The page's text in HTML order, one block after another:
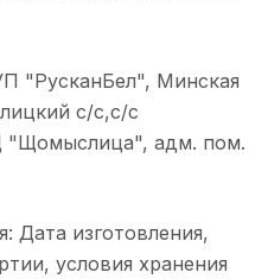
"РусканБел", Минская
с/с,с/с
"Щомыслица", адм. пом.
Дата изготовления,
условия хранения